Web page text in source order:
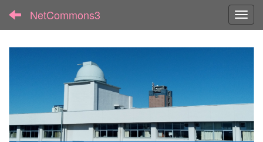
NetCommons3